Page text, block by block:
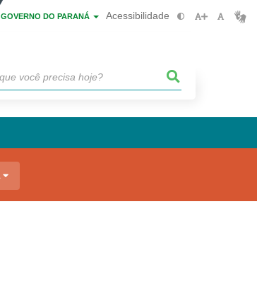
GOVERNO DO PARANÁ Acessibilidade